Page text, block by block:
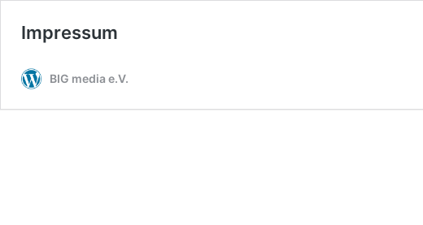
Impressum
BIG media e.V.